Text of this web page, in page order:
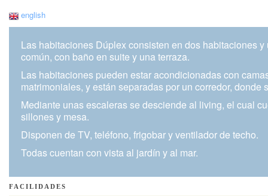
english
Las habitaciones Dúplex consisten en dos habitaciones
común, con baño en suite y una terraza.
Las habitaciones pueden estar acondicionadas con
matrimoniales, y están separadas por un corredor, donde
Mediante unas escaleras se desciende al living, el cual
sillones y mesa.
Disponen de TV, teléfono, frigobar y ventilador de techo.
Todas cuentan con vista al jardín y al mar.
FACILIDADES